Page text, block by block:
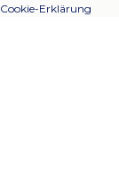
Cookie-Erklärung